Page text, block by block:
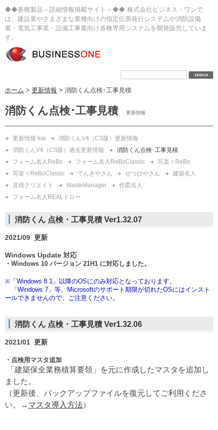
◆◆各種製品～詳細情報掲載サイト～◆◆ 株式会社ビジネス・ワンで
は、建設業やさまざまな業種向けの指定伝票発行システムや消防設備
業・電気工事業・設備工事業向け各種専用システムを開発販売していま
す。
ホーム > 更新情報 > 消防くん点検･工事見積
消防くん点検･工事見積 更新情報
更新情報 top
消防くんV4（CS版）更新情報
消防くんV4（CS版）過去更新情報
消防くん点検･工事見積
フォーム名人ReBo
フォーム名人ReBoClassic
写楽々ReBo
写楽々ReBoClassic
でんきやさん せつびやさん
建築名人
見積クリエイト
WasteManager
作図名人
フォーム名人REALドロー
消防くん 点検・工事見積 Ver1.32.07
2021/09 更新
Windows Update 対応
・Windows 10 バージョン 21H1 に対応しました。
※「Windows 8.1」以降のOSにのみ対応となっております。
「Windows 7」等、Microsoftのサポート期限が切れたOSにはインスト
ールできませんので、ご注意ください。
消防くん 点検・工事見積 Ver1.32.06
2021/01 更新
・点検用マスタ追加
「建築保全業務積算要領」を元に作成したマスタを追加し
ました。
（更新後、バックアップファイルを復元してご利用くださ
い。→ マスタ導入方法）